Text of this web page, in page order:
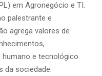
em Agronegócio e TI.
palestrante e
agrega valores de
e tecnológico
da sociedade.